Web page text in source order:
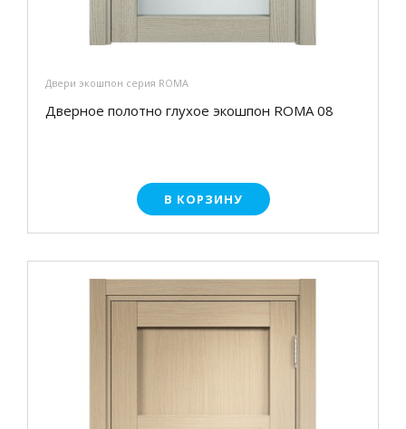
Двери экошпон серия ROMA
Дверное полотно глухое экошпон ROMA 08
В КОРЗИНУ